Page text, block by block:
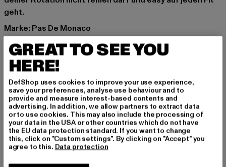
geht.
Marke: Pas De Monaco
Farbe: schwarz
Hersteller Farbe: black
Materialzusammensetzung: 80% Baumwolle, 20%
Polyester
Art.Nr: 0008899-00007
Hersteller: Zabou House |Krishna@zabou.co.uk
Shelley Road, Ashton-on-Ribble | PR2 2ZH Lancashire |
GB
GREAT TO SEE YOU
HERE!
DefShop uses cookies to improve your use experience,
save your preferences, analyse use behaviour and to
provide and measure interest-based contents and
advertising. In addition, we allow partners to extract data
or to use cookies. This may also include the processing of
your data in the USA or other countries which do not have
the EU data protection standard. If you want to change
this, click on "Custom settings". By clicking on "Accept" you
agree to this. Data protection